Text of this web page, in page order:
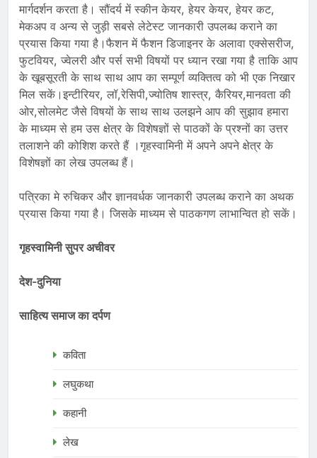
मार्गदर्शन करता है। सौंदर्य में स्कीन केयर, हेयर केयर, हेयर कट,
मेकअप व अन्य से जुड़ी सबसे लेटेस्ट जानकारी उपलब्ध कराने का
प्रयास किया गया है।फैशन में फैशन डिजाइनर के अलावा एक्सेसरीज,
फुटवियर, ज्वेलरी और पर्स सभी विषयों पर ध्यान रखा गया है ताकि आप
के खूबसूरती के साथ साथ आप का सम्पूर्ण व्यक्तित्व को भी एक निखार
मिल सकें।इन्टीरियर, लॉ,रेसिपी,ज्योतिष शास्त्र, कैरियर,मानवता की
ओर,सोलमेट जैसे विषयों के साथ साथ उलझने आप की सुझाव हमारा
के माध्यम से हम उस क्षेत्र के विशेषज्ञों से पाठकों के प्रश्नों का उत्तर
तलाशने की कोशिश करते हैं ।गृहस्वामिनी में अपने अपने क्षेत्र के
विशेषज्ञों का लेख उपलब्ध हैं।
पत्रिका मे रुचिकर और ज्ञानवर्धक जानकारी उपलब्ध कराने का अथक
प्रयास किया गया है। जिसके माध्यम से पाठकगण लाभान्वित हो सकें।
गृहस्वामिनी सुपर अचीवर
देश-दुनिया
साहित्य समाज का दर्पण
कविता
लघुकथा
कहानी
लेख